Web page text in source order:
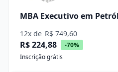
MBA Executivo em
12x de R$ 749,60
R$ 224,88
-70%
Inscrição grátis